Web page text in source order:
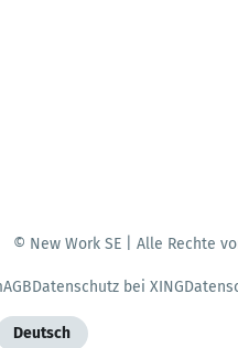
© New Work SE | Alle Rechte
AGBDatenschutz bei XING
Deutsch